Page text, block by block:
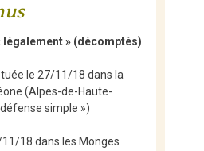
légalement » (décomptés)
le 27/11/18 dans la
(Alpes-de-Haute-
simple »)
18 dans les Monges